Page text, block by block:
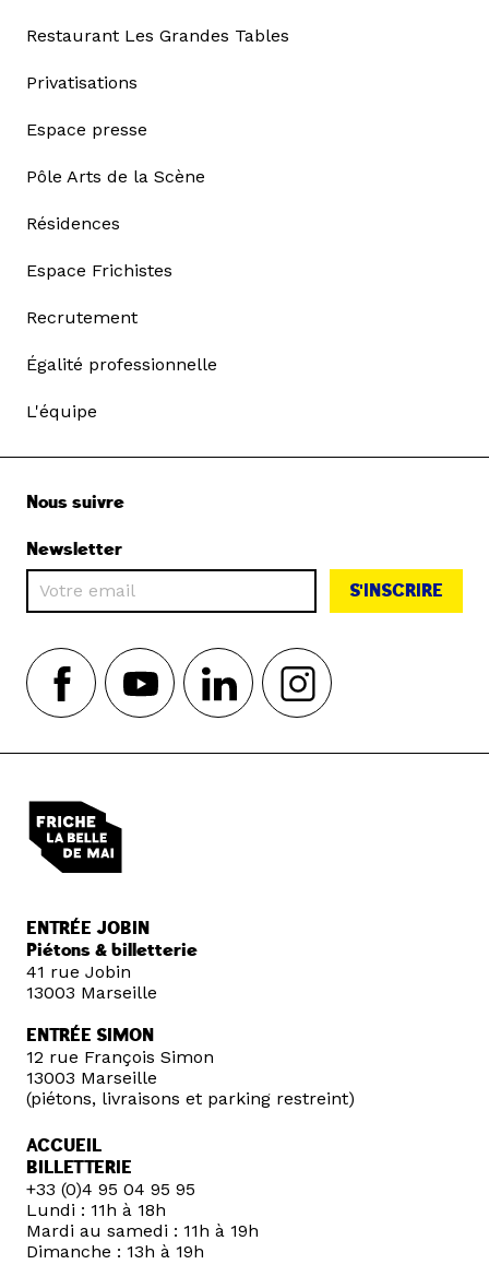
Restaurant Les Grandes Tables
Privatisations
Espace presse
Pôle Arts de la Scène
Résidences
Espace Frichistes
Recrutement
Égalité professionnelle
L'équipe
Nous suivre
Newsletter
S'INSCRIRE
ENTRÉE JOBIN
Piétons & billetterie
41 rue Jobin
13003 Marseille
ENTRÉE SIMON
12 rue François Simon
13003 Marseille
(piétons, livraisons et parking restreint)
ACCUEIL
BILLETTERIE
+33 (0)4 95 04 95 95
Lundi : 11h à 18h
Mardi au samedi : 11h à 19h
Dimanche : 13h à 19h